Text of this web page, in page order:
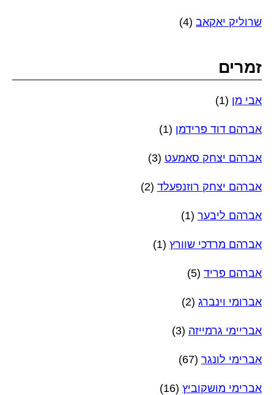
שרוליק יאקאב (4)
זמרים
אבי מן (1)
אברהם דוד פרידמן (1)
אברהם יצחק סאמעט (3)
אברהם יצחק רוזנפעלד (2)
אברהם ליבער (1)
אברהם מרדכי שוורץ (1)
אברהם פריד (5)
אברומי וינברג (2)
אבריימי גרמייזה (3)
אברימי לונגר (67)
אברימי מושקוביץ (16)